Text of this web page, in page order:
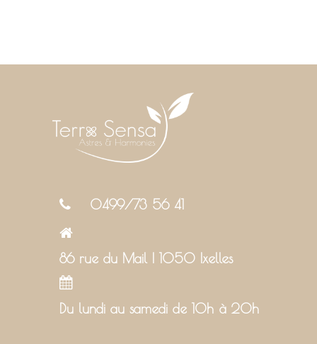
0499/73 56 41
86 rue du Mail | 1050 Ixelles
Du lundi au samedi de 10h à 20h